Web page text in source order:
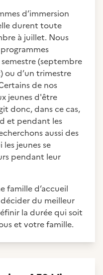
d’immersion
durent toute
à juillet. Nous
(septembre
ou d’un trimestre
de nos
jeunes d'être
donc, dans ce cas,
et pendant les
aussi des
jeunes se
pendant leur
famille d’accueil
décider du meilleur
la durée qui soit
et votre famille.